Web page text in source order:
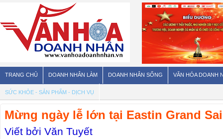
TRANG CHỦ DOANH NHÂN LÀM DOANH NHÂN SỐNG VĂN HÓA DOANH
SỨC KHỎE - SẢN PHẨM - DỊCH VỤ
Mừng ngày lễ lớn tại Eastin Grand
Viết bởi Văn Tuyết